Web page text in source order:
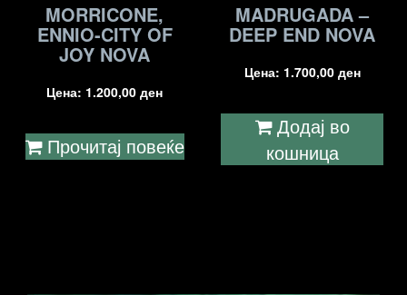
MORRICONE,
ENNIO-CITY OF
JOY NOVA
Цена: 1.200,00ден
Прочитај повеќе
MADRUGADA –
DEEP END NOVA
Цена: 1.700,00 ден
Додај во
кошница